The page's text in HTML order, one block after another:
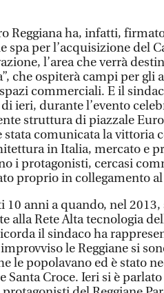
Reggiana ha, infatti,
spa per l’acquisizione del
l’area che verrà
che ospiterà campi per gli
commerciali. E il
ieri, durante l’evento
struttura di piazzale
stata comunicata la vittoria
in Italia, mercato e
i protagonisti, cercasi
proprio in collegamento al
10 anni a quando, nel
alla Rete Alta tecnologia
il sindaco ha
le Reggiane si
le popolavano ed è stato
Santa Croce. Ieri si è